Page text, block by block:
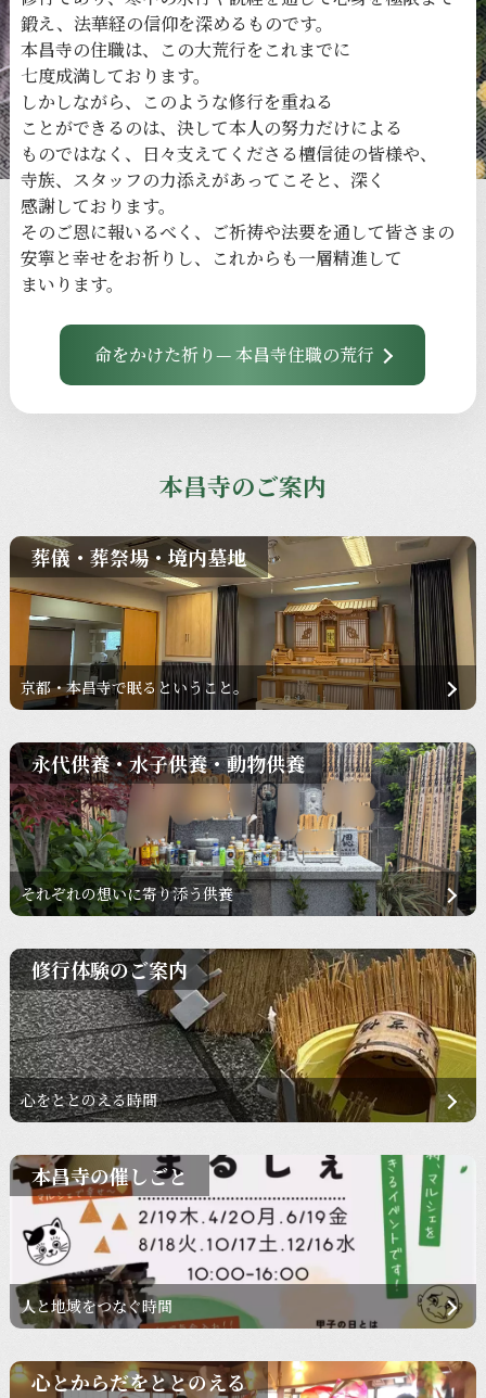
鍛え、 法華経の信仰を深める ものです。
本昌寺の住職は、 この大荒行をこれまでに
七度成満しております。
しかしながら、
このような修行を重ねる
ことができるのは、 決して本人の努力だけによる
ものではなく、
日々支えてくださる檀信徒の皆様や、
寺族、 スタッフの力添えがあってこそと、 深く
感謝しております。
そのご恩に報いるべく、 ご祈祷や法要を通して皆さまの
安寧と幸せをお祈りし、 これからも一層精進して
まいります。
命をかけた祈り— 本昌寺住職の荒行
本昌寺のご案内
葬儀・葬祭場・境内墓地
京都・本昌寺で眠るということ。
永代供養・水子供養・動物供養
それぞれの想いに寄り添う供養
修行体験のご案内
心をととのえる時間
本昌寺の催しごと
人と地域をつなぐ時間
心とからだをととのえる